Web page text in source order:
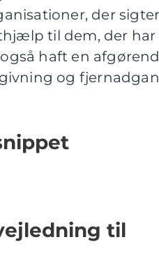
der sigter
til dem, der har
haft en
og
til